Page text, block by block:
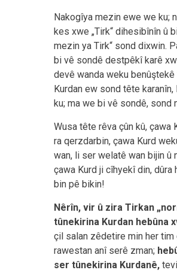
Nakogîya mezin ewe we ku;
kes xwe „Tirk“ dihesibînîn û
mezin ya Tirk“ sond dixwin.
bi vê sondê destpêkî karê
devê wanda weku
Kurdan ew sond tête
ku; ma we bi vê sondê, sond
Wusa tête rêva çûn kû, çawa
ra qerzdarbin, çawa Kurd
wan, li ser welatê wan bijin û
çawa Kurd ji cîhyekî din, dûra
bin pê bikin!
Nêrîn, vir û zira Tirkan
tûnekirina Kurdan hebûna
çil salan zêdetire min her tim
rawestan anî serê zman;
ser tûnekirina Kurdanê,